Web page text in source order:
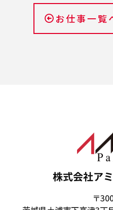
お仕事一覧
株式会社ア
〒